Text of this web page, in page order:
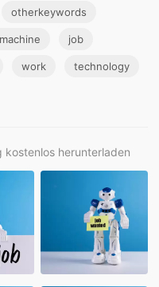
otherkeywords
machine job
work technology
kostenlos herunterladen